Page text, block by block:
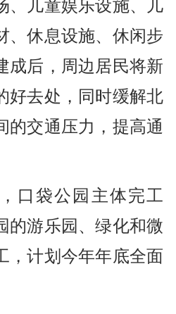
、休息设施、休闲步
成后，周边居民将新
好去处，同时缓解北
的交通压力，提高通
口袋公园主体完工
的游乐园、绿化和微
，计划今年年底全面